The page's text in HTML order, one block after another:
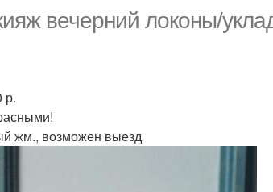
вечерний локоны/
р.
жм., возможен выезд